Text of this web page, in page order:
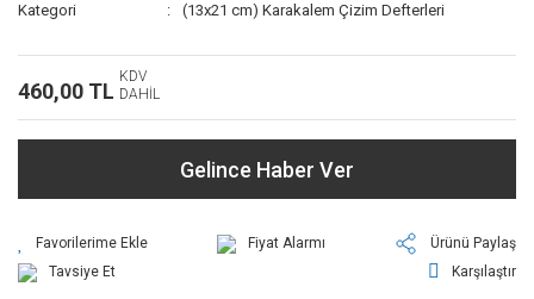
Kategori
(13x21 cm) Karakalem Çizim Defterleri
460,00 TL
KDV
DAHİL
Gelince Haber Ver
Fiyat Alarmı
Ürünü Paylaş
Tavsiye Et
Karşılaştır